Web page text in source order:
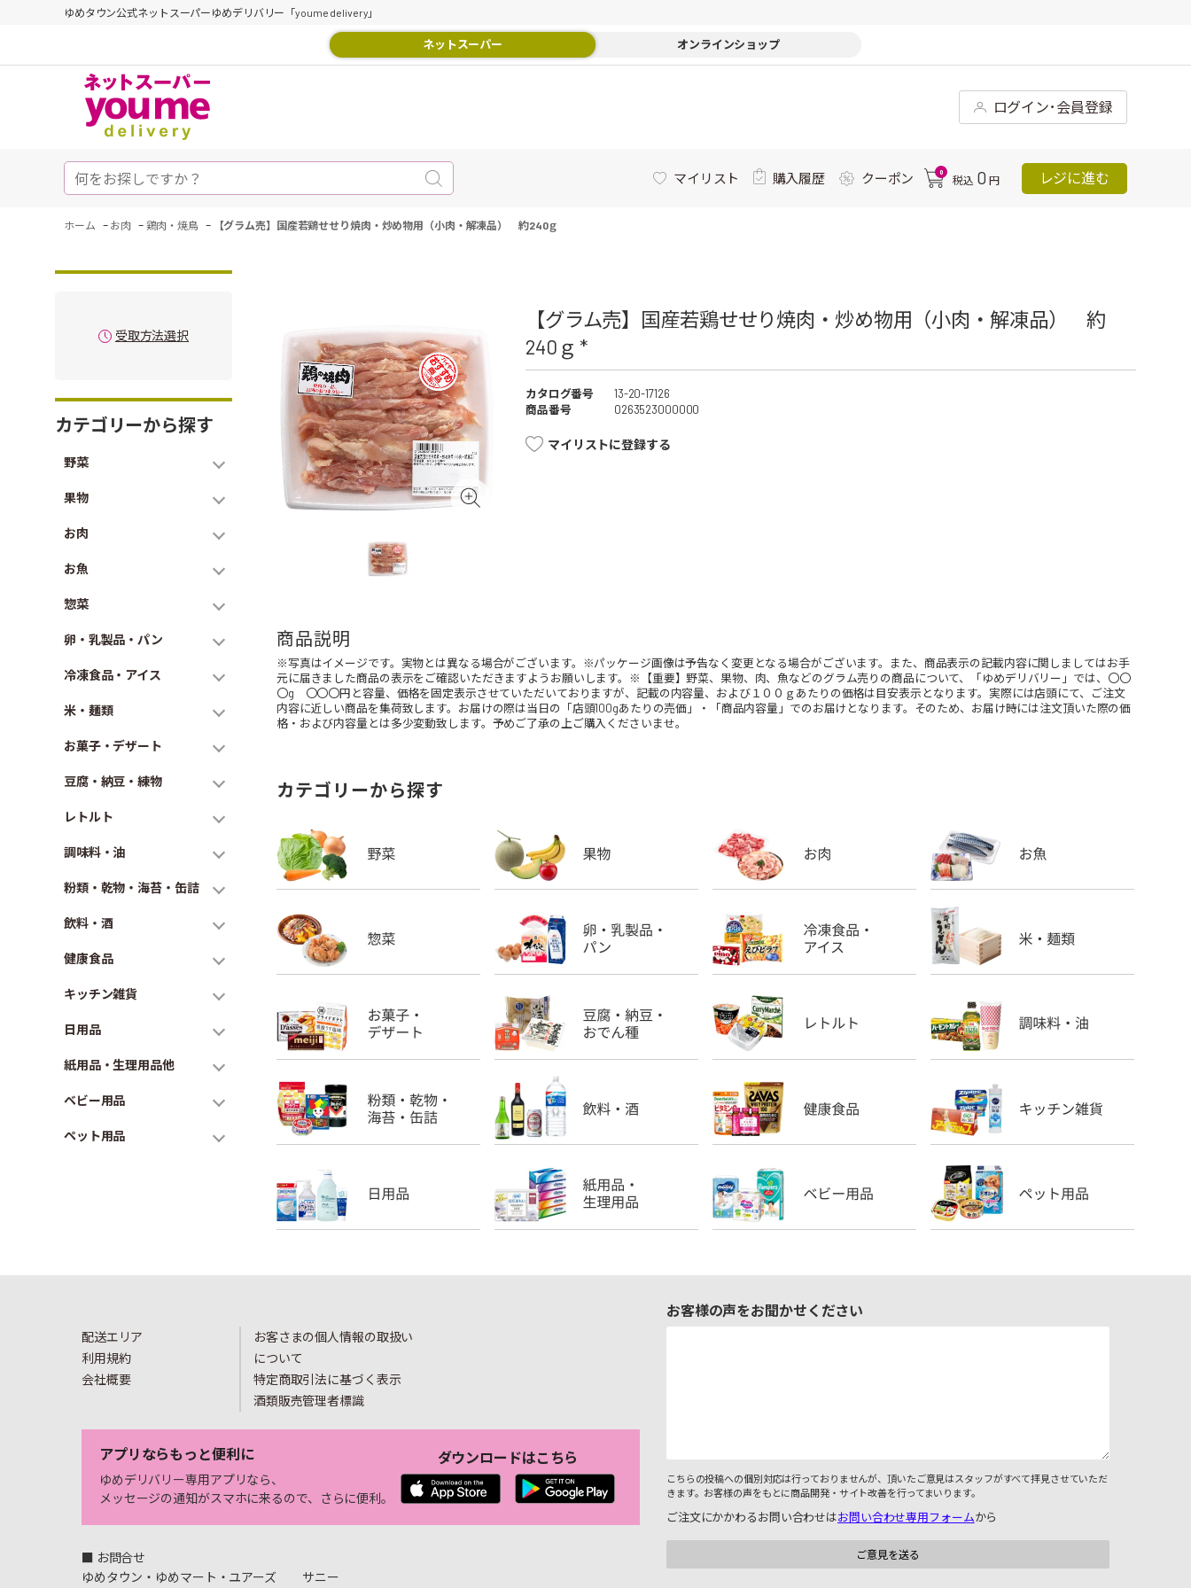
ゆめタウン公式ネットスーパーゆめデリバリー「youme delivery」
ネットスーパー オンラインショップ
ログイン･会員登録
マイリスト 購入履歴 クーポン 0
税込 0 円 レジに進む
ホーム - お肉 - 鶏肉・焼鳥 - 【グラム売】国産若鶏せせり焼肉・炒め物用（小肉・解凍品） 約240ｇ
受取方法選択
カテゴリーから探す
野菜
果物
お肉
お魚
惣菜
卵・乳製品・パン
冷凍食品・アイス
米・麺類
お菓子・デザート
豆腐・納豆・練物
レトルト
調味料・油
粉類・乾物・海苔・缶詰
飲料・酒
健康食品
キッチン雑貨
日用品
紙用品・生理用品他
ベビー用品
ペット用品
【グラム売】国産若鶏せせり焼肉・炒め物用（小肉・解凍品） 約
240ｇ *
カタログ番号
13-20-17126
商品番号
0263523000000
マイリストに登録する
商品説明
※写真はイメージです。実物とは異なる場合がございます。※パッケージ画像は予告なく変更となる場合がございます。また、商品表示の記載内容に関しましてはお手
元に届きました商品の表示をご確認いただきますようお願いします。※【重要】野菜、果物、肉、魚などのグラム売りの商品について、「ゆめデリバリー」では、〇〇
〇g 〇〇〇円と容量、価格を固定表示させていただいておりますが、記載の内容量、および１００ｇあたりの価格は目安表示となります。実際には店頭にて、ご注文
内容に近しい商品を集荷致します。お届けの際は当日の「店頭100gあたりの売価」・「商品内容量」でのお届けとなります。そのため、お届け時には注文頂いた際の価
格・および内容量とは多少変動致します。予めご了承の上ご購入くださいませ。
カテゴリーから探す
配送エリア
利用規約
会社概要
お客さまの個人情報の取扱い
について
特定商取引法に基づく表示
酒類販売管理者標識
アプリならもっと便利に
ゆめデリバリー専用アプリなら、
メッセージの通知がスマホに来るので、さらに便利。
ダウンロードはこちら
■ お問合せ
ゆめタウン・ゆめマート・ユアーズ
サニー
お客様の声をお聞かせください
こちらの投稿への個別対応は行っておりませんが、頂いたご意見はスタッフがすべて拝見させていただ
きます。お客様の声をもとに商品開発・サイト改善を行ってまいります。
ご注文にかかわるお問い合わせはお問い合わせ専用フォームから